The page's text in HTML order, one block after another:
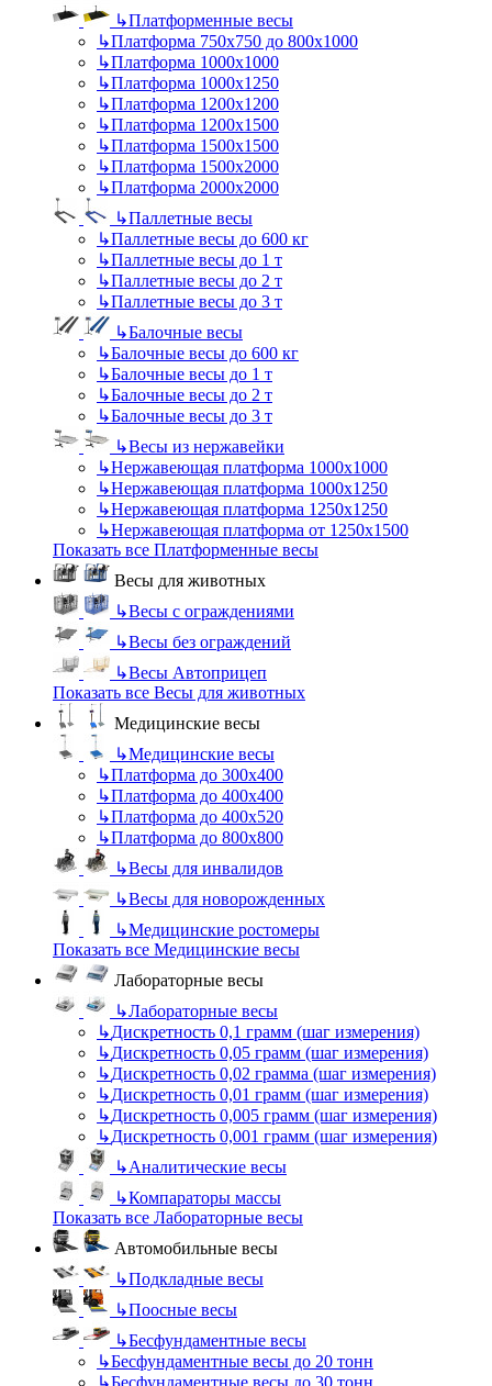
↳Платформенные весы
↳Платформа 750х750 до 800х1000
↳Платформа 1000х1000
↳Платформа 1000х1250
↳Платформа 1200х1200
↳Платформа 1200х1500
↳Платформа 1500х1500
↳Платформа 1500х2000
↳Платформа 2000х2000
↳Паллетные весы
↳Паллетные весы до 600 кг
↳Паллетные весы до 1 т
↳Паллетные весы до 2 т
↳Паллетные весы до 3 т
↳Балочные весы
↳Балочные весы до 600 кг
↳Балочные весы до 1 т
↳Балочные весы до 2 т
↳Балочные весы до 3 т
↳Весы из нержавейки
↳Нержавеющая платформа 1000х1000
↳Нержавеющая платформа 1000х1250
↳Нержавеющая платформа 1250х1250
↳Нержавеющая платформа от 1250х1500
Показать все Платформенные весы
Весы для животных
↳Весы с ограждениями
↳Весы без ограждений
↳Весы Автоприцеп
Показать все Весы для животных
Медицинские весы
↳Медицинские весы
↳Платформа до 300х400
↳Платформа до 400х400
↳Платформа до 400х520
↳Платформа до 800х800
↳Весы для инвалидов
↳Весы для новорожденных
↳Медицинские ростомеры
Показать все Медицинские весы
Лабораторные весы
↳Лабораторные весы
↳Дискретность 0,1 грамм (шаг измерения)
↳Дискретность 0,05 грамм (шаг измерения)
↳Дискретность 0,02 грамма (шаг измерения)
↳Дискретность 0,01 грамм (шаг измерения)
↳Дискретность 0,005 грамм (шаг измерения)
↳Дискретность 0,001 грамм (шаг измерения)
↳Аналитические весы
↳Компараторы массы
Показать все Лабораторные весы
Автомобильные весы
↳Подкладные весы
↳Поосные весы
↳Бесфундаментные весы
↳Бесфундаментные весы до 20 тонн
↳Бесфундаментные весы до 30 тонн